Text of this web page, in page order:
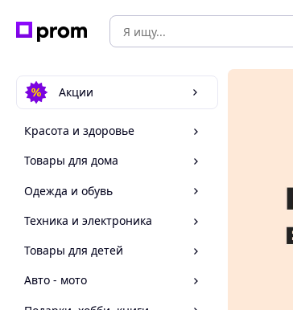
Акции
Красота и здоровье
Товары для дома
Одежда и обувь
Техника и электроника
Товары для детей
Авто - мото